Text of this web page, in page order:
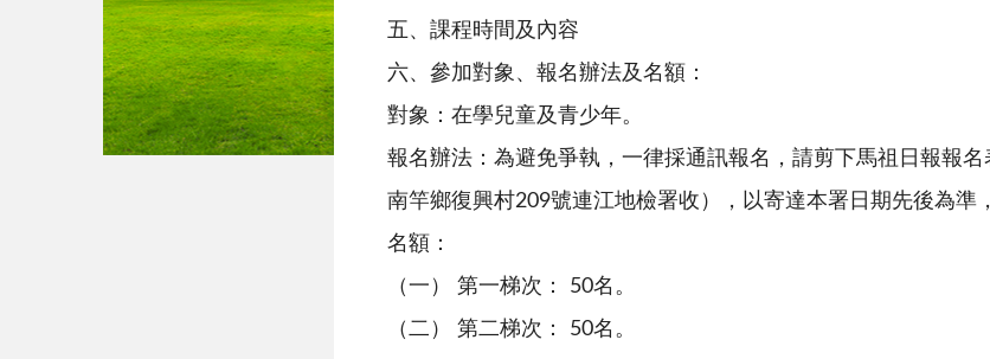
五、課程時間及內容
六、參加對象、報名辦法及名額：
對象：在學兒童及青少年。
報名辦法：為避免爭執，一律採通訊報名，請剪下馬祖日報報
南竿鄉復興村209號連江地檢署收），以寄達本署日期先後為準
名額：
（一） 第一梯次： 50名。
（二） 第二梯次： 50名。